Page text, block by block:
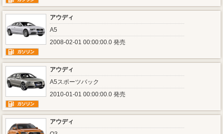
アウディ
A5
2008-02-01 00:00:00.0 発売
アウディ
A5スポーツバック
2010-01-01 00:00:00.0 発売
アウディ